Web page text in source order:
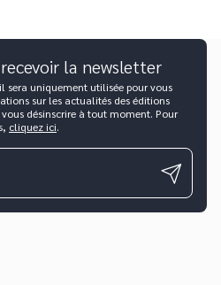
la newsletter
sera uniquement utilisée pour vous
sur les actualités des éditions
vous désinscrire à tout moment. Pour
cliquez ici.